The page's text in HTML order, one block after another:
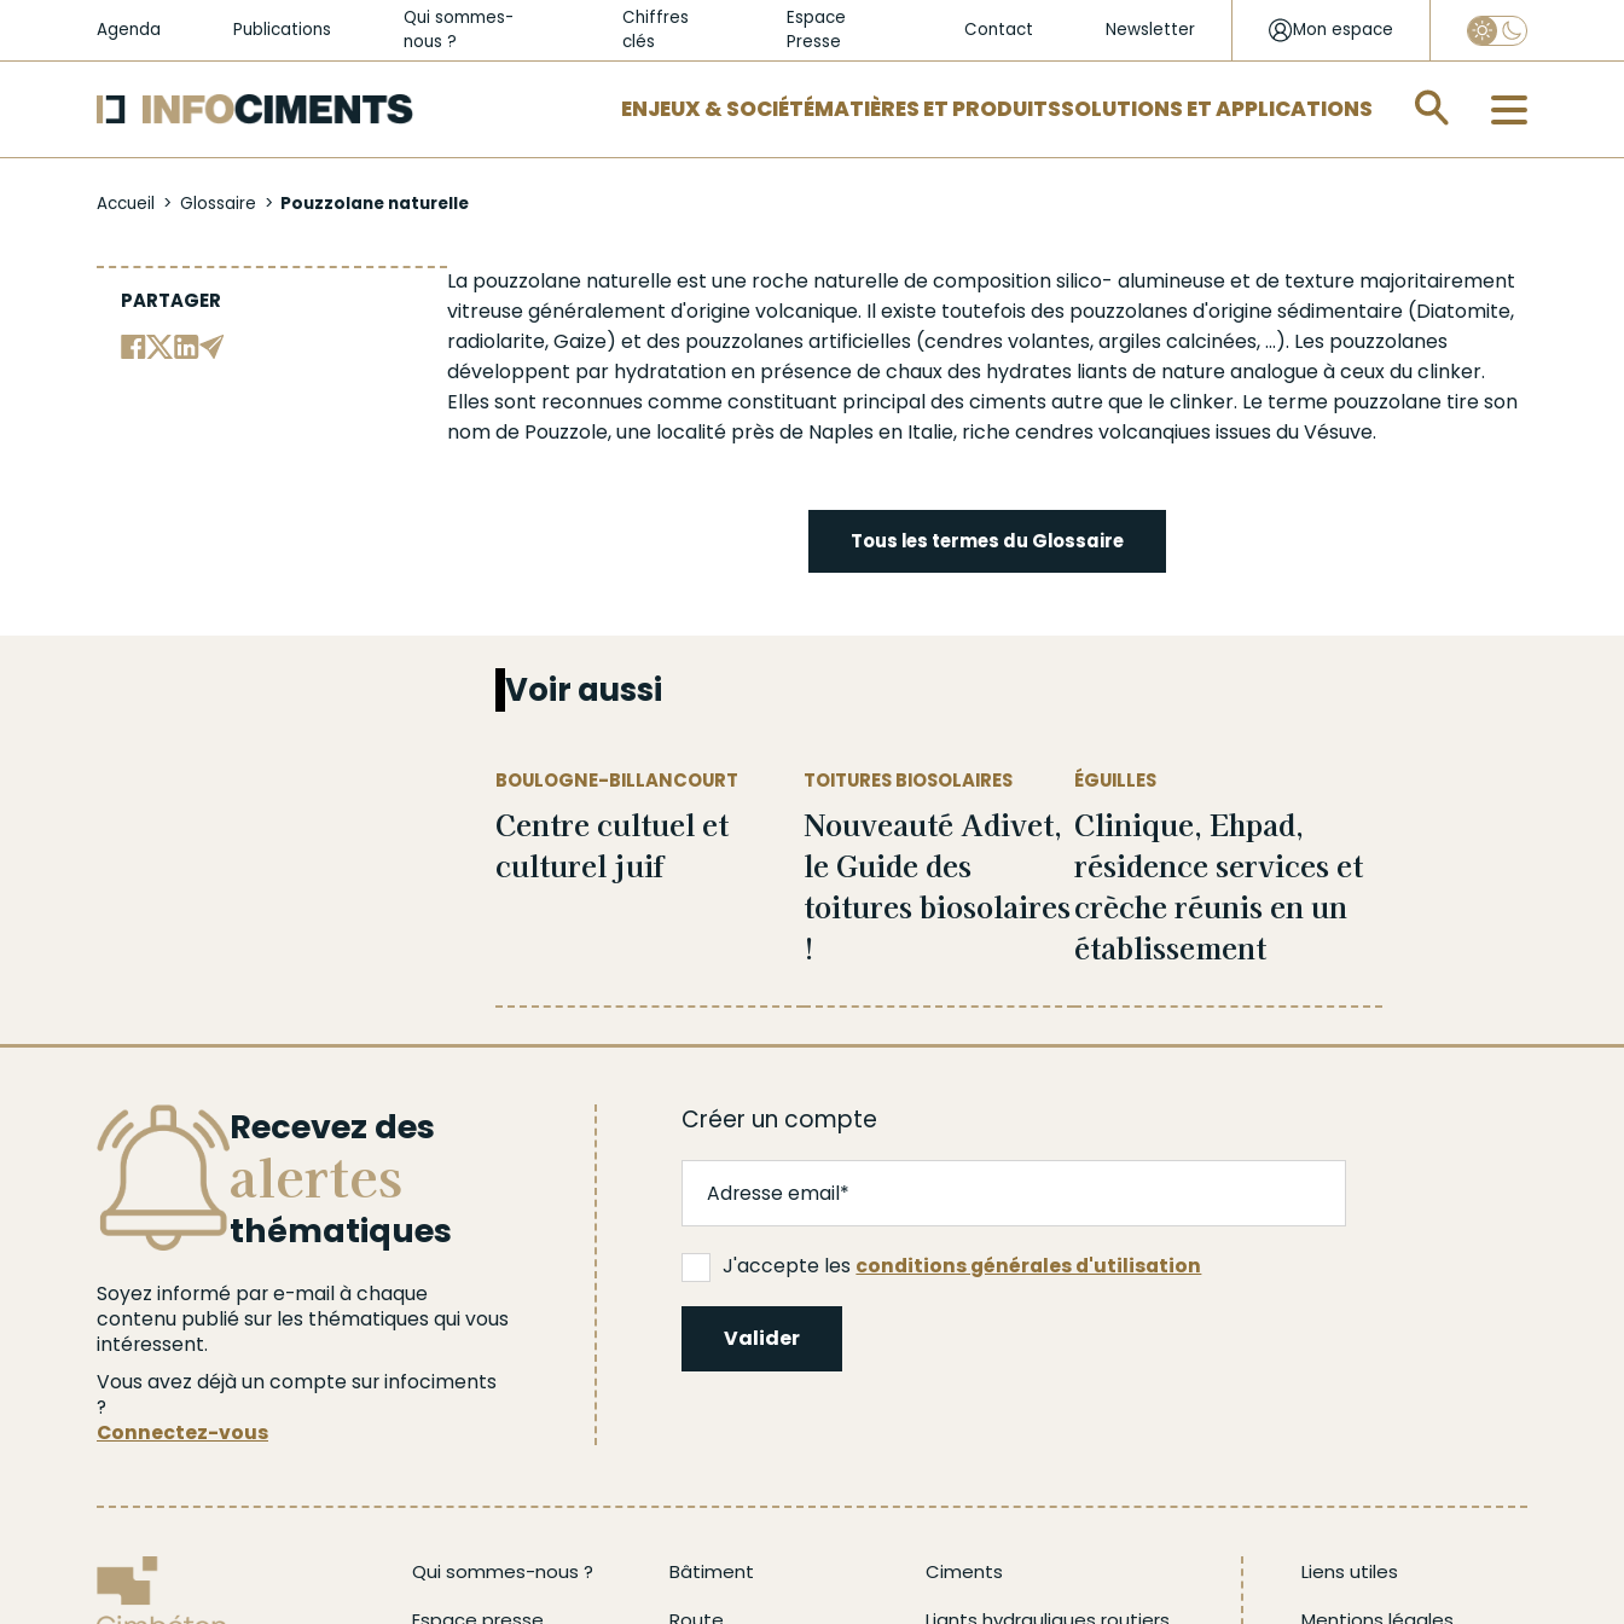
Agenda Publications
Qui sommes-
nous ?
Chiffres
clés
Espace
Presse
Contact Newsletter Mon espace
Appliquer
ENJEUX & SOCIÉTÉMATIÈRES ET PRODUITSSOLUTIONS ET APPLICATIONS
Accueil Glossaire Pouzzolane naturelle
Pouzzolane
naturelle
PARTAGER
La pouzzolane naturelleest une roche naturelle de composition silico- alumineuse et de texture majoritairement
vitreuse généralement d'origine volcanique. Il existe toutefois des pouzzolanes d'origine sédimentaire (Diatomite,
radiolarite, Gaize) et des pouzzolanes artificielles (cendres volantes, argiles calcinées, ...). Les pouzzolanes
développent par hydratation en présence dechauxdes hydrates liants de nature analogue à ceux duclinker.
Elles sont reconnues comme constituant principal des ciments autre que le clinker. Le terme pouzzolane tire son
nom de Pouzzole, une localité près de Naples en Italie, riche cendres volcanqiues issues du Vésuve.
Tous les termes du Glossaire
Voir aussi
BOULOGNE-BILLANCOURT
Centre cultuel et
culturel juif
TOITURES BIOSOLAIRES
Nouveauté Adivet,
le Guide des
toitures biosolaires
!
ÉGUILLES
Clinique, Ehpad,
résidence services et
crèche réunis en un
établissement
Recevez des
alertes
thématiques
Soyez informé par e-mail à chaque
contenu publié sur les thématiques qui vous
intéressent.
Vous avez déjà un compte sur infociments
?
Connectez-vous
Créer un compte
J'accepte les conditions générales d'utilisation
Valider
MenuQui sommes-nous ?
Bâtiment
Ciments
MenuLiens utiles